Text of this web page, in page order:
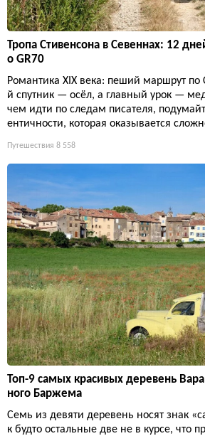
Тропа Стивенсона в Севеннах: 12
о GR70
Романтика XIX века: пеший маршрут по
й спутник — осёл, а главный урок —
чем идти по следам писателя,
ентичности, которая оказывается
Путешествия 8 558
Топ-9 самых красивых деревень
ного Баржема
Семь из девяти деревень носят знак
к будто остальные две не в курсе, что